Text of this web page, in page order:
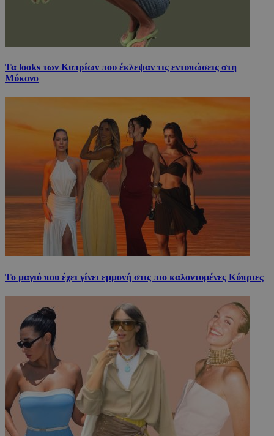
Τα looks των Κυπρίων που έκλεψαν τις εντυπώσεις στη
Μύκονο
Το μαγιό που έχει γίνει εμμονή στις πιο καλοντυμένες Κύπριες